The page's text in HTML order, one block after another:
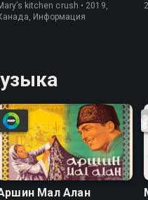
kitchen crush • 2019,
Информация
Мал Алан